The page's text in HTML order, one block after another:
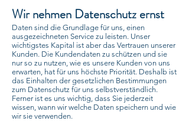
Wir nehmen Datenschutz ernst
Daten sind die Grundlage für uns, einen
ausgezeichneten Service zu leisten. Unser
wichtigstes Kapital ist aber das Vertrauen unserer
Kunden. Die Kundendaten zu schützen und sie
nur so zu nutzen, wie es unsere Kunden von uns
erwarten, hat für uns höchste Priorität. Deshalb ist
das Einhalten der gesetzlichen Bestimmungen
zum Datenschutz für uns selbstverständlich.
Ferner ist es uns wichtig, dass Sie jederzeit
wissen, wann wir welche Daten speichern und wie
wir sie verwenden.